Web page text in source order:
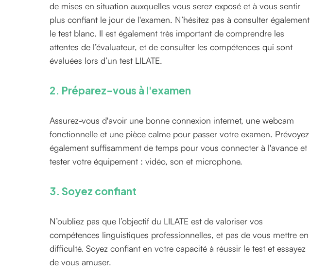
de mises en situation auxquelles vous serez exposé et à vous sentir
plus confiant le jour de l'examen. N’hésitez pas à consulter également
le test blanc. Il est également très important de comprendre les
attentes de l’évaluateur, et de consulter les compétences qui sont
évaluées lors d’un test LILATE.
2. Préparez-vous à l'examen
Assurez-vous d'avoir une bonne connexion internet, une webcam
fonctionnelle et une pièce calme pour passer votre examen. Prévoyez
également suffisamment de temps pour vous connecter à l'avance et
tester votre équipement : vidéo, son et microphone.
3. Soyez confiant
N’oubliez pas que l’objectif du LILATE est de valoriser vos
compétences linguistiques professionnelles, et pas de vous mettre en
difficulté. Soyez confiant en votre capacité à réussir le test et essayez
de vous amuser.